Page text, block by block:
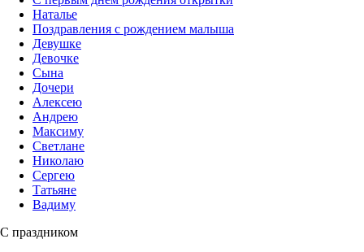
Наталье
Поздравления с рождением малыша
Девушке
Девочке
Сына
Дочери
Алексею
Андрею
Максиму
Светлане
Николаю
Сергею
Татьяне
Вадиму
С праздником